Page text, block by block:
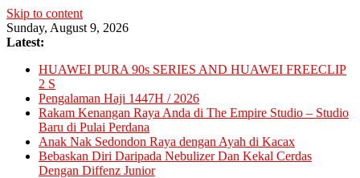
Skip to content
Sunday, August 9, 2026
Latest:
HUAWEI PURA 90s SERIES AND HUAWEI FREECLIP
2 S
Pengalaman Haji 1447H / 2026
Rakam Kenangan Raya Anda di The Empire Studio – Studio
Baru di Pulai Perdana
Anak Nak Sedondon Raya dengan Ayah di Kacax
Bebaskan Diri Daripada Nebulizer Dan Kekal Cerdas
Dengan Diffenz Junior